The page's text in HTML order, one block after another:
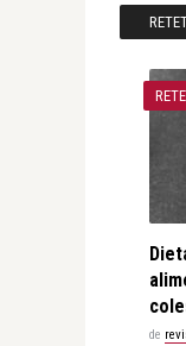
de